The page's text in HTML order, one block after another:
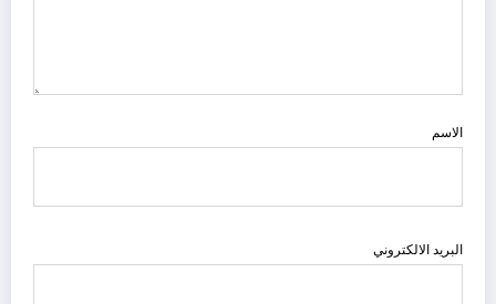
الاسم
البريد الالكتروني